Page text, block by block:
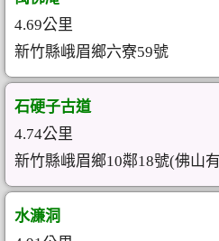
4.69公里
新竹縣峨眉鄉六寮59號
石硬子古道
4.74公里
新竹縣峨眉鄉10鄰18號(佛山
水濂洞